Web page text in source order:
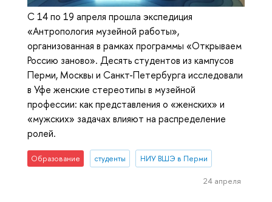
С 14 по 19 апреля прошла экспедиция
«Антропология музейной работы»,
организованная в рамках программы «Открываем
Россию заново». Десять студентов из кампусов
Перми, Москвы и Санкт-Петербурга исследовали
в Уфе женские стереотипы в музейной
профессии: как представления о «женских» и
«мужских» задачах влияют на распределение
ролей.
Образование студенты НИУ ВШЭ в Перми
24 апреля